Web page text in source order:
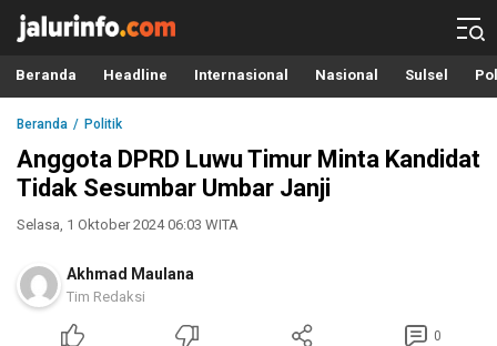
Info Terbaru, Berita Terkini Hari Ini, Jalurinfo.com
Terkini, Akurat dan Terpercaya
Beranda Headline Internasional Nasional Sulsel
Beranda Politik
Anggota DPRD Luwu Timur Minta Kandidat
Tidak Sesumbar Umbar Janji
Selasa, 1 Oktober 2024 06:03 WITA
Akhmad Maulana
Tim Redaksi
0